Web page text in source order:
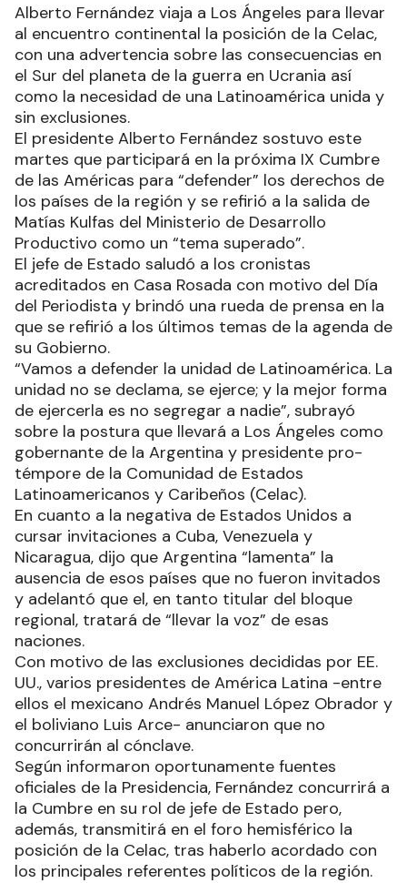
Alberto Fernández viaja a Los Ángeles para llevar
al encuentro continental la posición de la Celac,
con una advertencia sobre las consecuencias en
el Sur del planeta de la guerra en Ucrania así
como la necesidad de una Latinoamérica unida y
sin exclusiones.
El presidente Alberto Fernández sostuvo este
martes que participará en la próxima IX Cumbre
de las Américas para “defender” los derechos de
los países de la región y se refirió a la salida de
Matías Kulfas del Ministerio de Desarrollo
Productivo como un “tema superado”.
El jefe de Estado saludó a los cronistas
acreditados en Casa Rosada con motivo del Día
del Periodista y brindó una rueda de prensa en la
que se refirió a los últimos temas de la agenda de
su Gobierno.
“Vamos a defender la unidad de Latinoamérica. La
unidad no se declama, se ejerce; y la mejor forma
de ejercerla es no segregar a nadie”, subrayó
sobre la postura que llevará a Los Ángeles como
gobernante de la Argentina y presidente pro-
témpore de la Comunidad de Estados
Latinoamericanos y Caribeños (Celac).
En cuanto a la negativa de Estados Unidos a
cursar invitaciones a Cuba, Venezuela y
Nicaragua, dijo que Argentina “lamenta” la
ausencia de esos países que no fueron invitados
y adelantó que el, en tanto titular del bloque
regional, tratará de “llevar la voz” de esas
naciones.
Con motivo de las exclusiones decididas por EE.
UU., varios presidentes de América Latina -entre
ellos el mexicano Andrés Manuel López Obrador y
el boliviano Luis Arce- anunciaron que no
concurrirán al cónclave.
Según informaron oportunamente fuentes
oficiales de la Presidencia, Fernández concurrirá a
la Cumbre en su rol de jefe de Estado pero,
además, transmitirá en el foro hemisférico la
posición de la Celac, tras haberlo acordado con
los principales referentes políticos de la región.